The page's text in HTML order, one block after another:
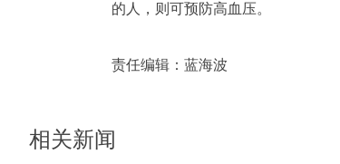
的人，则可预防高血压。
责任编辑： 蓝海波
相关新闻